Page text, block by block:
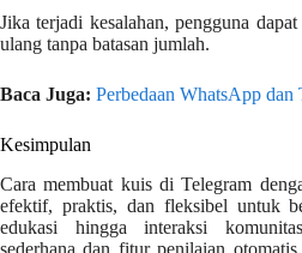
Jika terjadi kesalahan, pengguna
ulang tanpa batasan jumlah.
Baca Juga: Perbedaan WhatsApp
Kesimpulan
Cara membuat kuis di Telegram
efektif, praktis, dan fleksibel untuk
edukasi hingga interaksi